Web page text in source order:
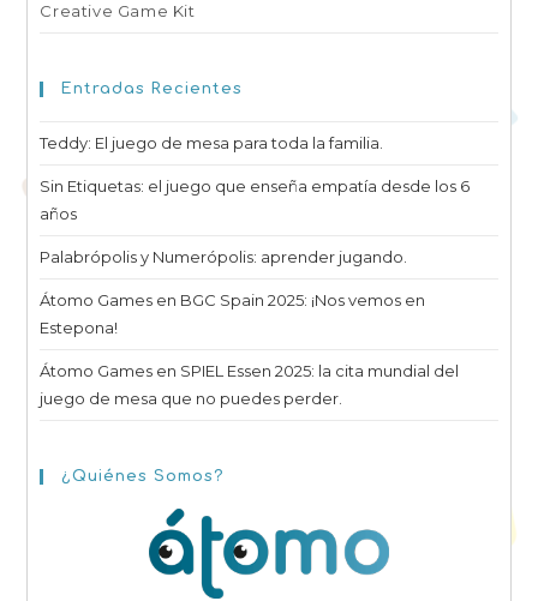
Creative Game Kit
Entradas Recientes
Teddy: El juego de mesa para toda la familia.
Sin Etiquetas: el juego que enseña empatía desde los 6
años
Palabrópolis y Numerópolis: aprender jugando.
Átomo Games en BGC Spain 2025: ¡Nos vemos en
Estepona!
Átomo Games en SPIEL Essen 2025: la cita mundial del
juego de mesa que no puedes perder.
¿Quiénes Somos?